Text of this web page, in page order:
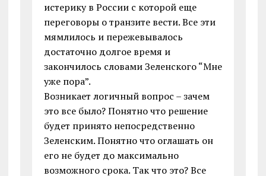
истерику в России с которой еще
переговоры о транзите вести. Все эти
мямлилось и пережевывалось
достаточно долгое время и
закончилось словами Зеленского “Мне
уже пора”.
Возникает логичный вопрос – зачем
это все было? Понятно что решение
будет принято непосредственно
Зеленским. Понятно что оглашать он
его не будет до максимально
возможного срока. Так что это? Все